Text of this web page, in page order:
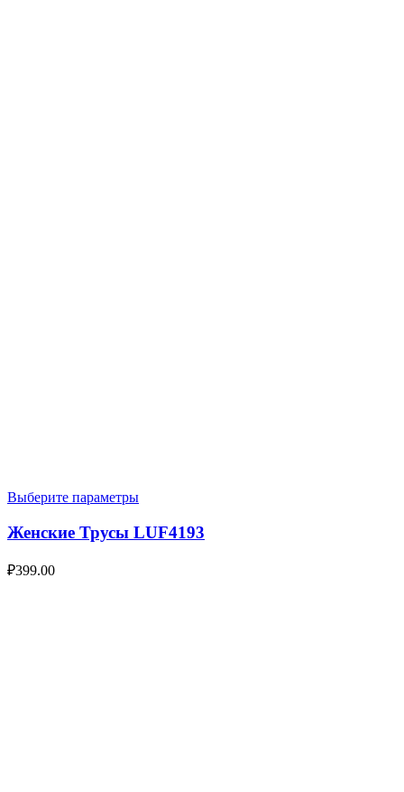
Выберите параметры
Женские Трусы LUF4193
₽399.00